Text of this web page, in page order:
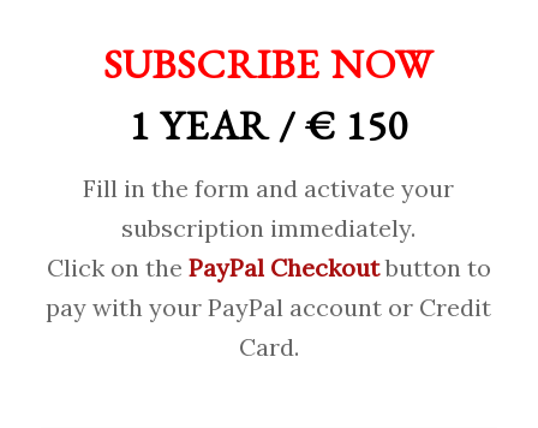
SUBSCRIBE NOW
1 YEAR / € 150
Fill in the form and activate your
subscription immediately.
Click on the PayPal Checkoutbutton to
pay with your PayPal account or Credit
Card.